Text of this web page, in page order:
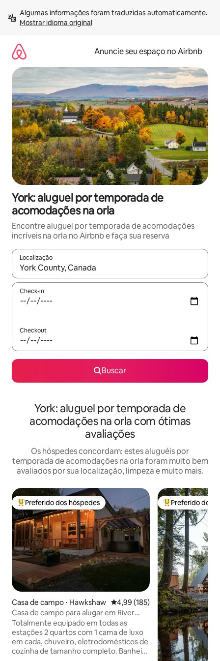
para
Mostrar idioma original
Anuncie seu espaço no Airbnb
York: aluguel por temporada de
acomodações na orla
Encontre aluguel por temporada de acomodações
incríveis na orla no Airbnb e faça sua reserva
Localização
Quando os resultados estiverem disponíveis, explore-os
Check-in
Checkout
Buscar
York: aluguel por temporada de
acomodações na orla com ótimas
avaliações
Os hóspedes concordam: estes aluguéis por
temporada de acomodações na orla foram muito bem
avaliados por sua localização, limpeza e muito mais.
Entre os melhores preferidos dos hóspedes
Preferido dos hóspedes
Casa de campo ⋅ Hawkshaw 4,99 de uma avaliação média de
4,99 (185)
Casa de campo para alugar em River
Valley Escape
Totalmente equipado em todas as
estações 2 quartos com 1 cama de luxo
em cada, chuveiro, eletrodomésticos de
cozinha de tamanho completo. Banheira
Entre os
Preferido dos